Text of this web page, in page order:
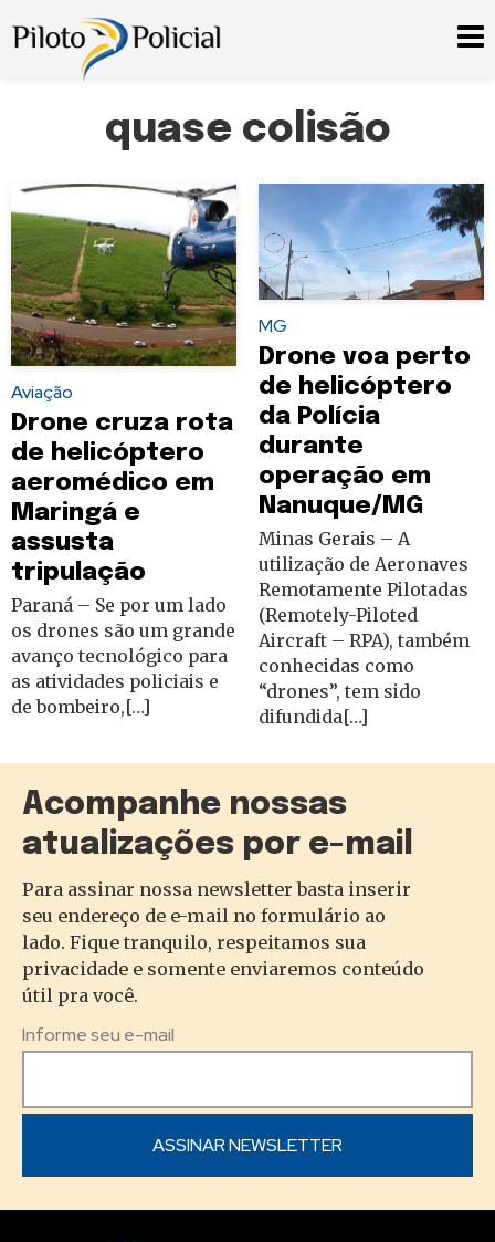
quase colisão
Aviação
Drone cruza rota
de helicóptero
aeromédico em
Maringá e
assusta
tripulação
Paraná – Se por um lado
os drones são um grande
avanço tecnológico para
as atividades policiais e
de bombeiro,[…]
MG
Drone voa perto
de helicóptero
da Polícia
durante
operação em
Nanuque/MG
Minas Gerais – A
utilização de Aeronaves
Remotamente Pilotadas
(Remotely-Piloted
Aircraft – RPA), também
conhecidas como
“drones”, tem sido
difundida[…]
Acompanhe nossas
atualizações por e-mail
Para assinar nossa newsletter basta inserir
seu endereço de e-mail no formulário ao
lado. Fique tranquilo, respeitamos sua
privacidade e somente enviaremos conteúdo
útil pra você.
Informe seu e-mail